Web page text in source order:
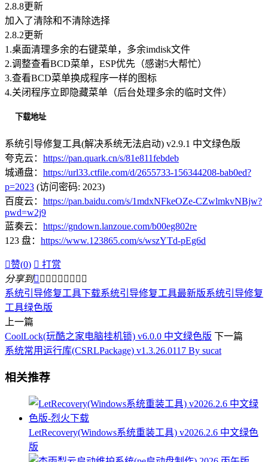
2.8.8更新
加入了清除和不清除选择
2.8.2更新
1.桌面清理多余的右键菜单，多余imdisk文件
2.调整查看BCD菜单，ESP优先（感谢5大帮忙）
3.查看BCD菜单换成程序一样的图标
4.关闭程序立即隐藏菜单（后台处理多余的临时文件）
下载地址
系统引导修复工具(解决系统无法启动) v2.9.1 中文绿色版
夸克云： https://pan.quark.cn/s/81e811febdeb
城通盘： https://url33.ctfile.com/d/2655733-156344208-bab0ed?
p=2023 (访问密码: 2023)
百度云： https://pan.baidu.com/s/1mdxNFkeOZe-CZwlmkvNBjw?
pwd=w2j9
蓝奏云： https://gndown.lanzoue.com/b00eg802re
123 盘： https://www.123865.com/s/wszYTd-pEg6d
赞(0)  打赏
分享到        
系统引导修复工具下载系统引导修复工具最新版系统引导修复
工具绿色版
上一篇
CoolLock(玩酷之家电脑挂机锁) v6.0.0 中文绿色版 下一篇
系统常用运行库(CSRLPackage) v1.3.26.0117 By sucat
相关推荐
LetRecovery(Windows系统重装工具) v2026.2.6 中文绿色
版